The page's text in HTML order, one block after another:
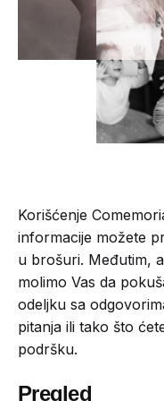
Korišćenje
informacije možete
u brošuri. Međutim,
molimo Vas da
odeljku sa
pitanja ili tako što
podršku.
Pregled